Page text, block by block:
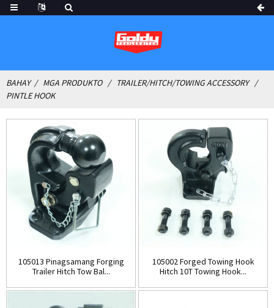
BAHAY MGA PRODUKTO
TRAILER/HITCH/TOWING ACCESSORY
PINTLE HOOK
105013 Pinagsamang Forging
Trailer Hitch Tow Bal...
105002 Forged Towing Hook
Hitch 10T Towing Hook...